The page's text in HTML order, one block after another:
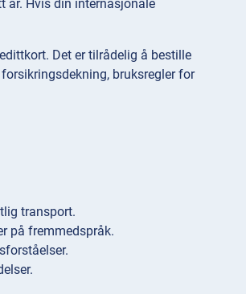
år. Hvis din internasjonale
Det er tilrådelig å bestille
bruksregler for
transport.
på fremmedspråk.